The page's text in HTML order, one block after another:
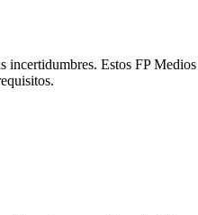
incertidumbres. Estos FP